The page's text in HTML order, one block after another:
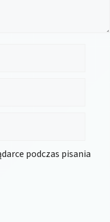
podczas pisania